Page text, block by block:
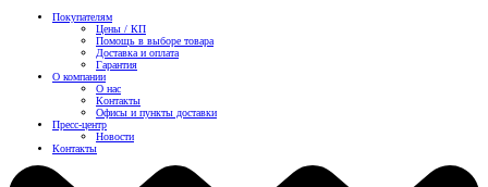
Покупателям
Цены / КП
Помощь в выборе товара
Доставка и оплата
Гарантия
О компании
О нас
Контакты
Офисы и пункты доставки
Пресс-центр
Новости
Контакты